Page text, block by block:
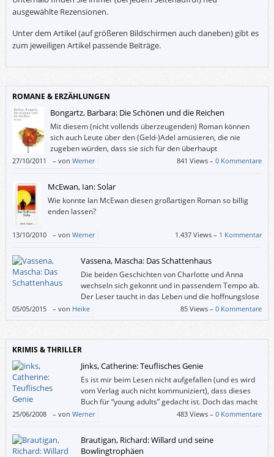
ausgewählte Rezensionen.
Unter dem Artikel (auf größeren Bildschirmen auch daneben) gibt es
zum jeweiligen Artikel passende Beiträge.
ROMANE & ERZÄHLUNGEN
Bongartz, Barbara: Die Schönen und die Reichen
Mit diesem (nicht vollends überzeugenden) Roman können
sich auch Leute über den (Geld-)Adel amüsieren, die nie
zugeben würden, dass sie sich für den überhaupt
interessieren.
27/10/2011 – von Werner 841 Views –0 Kommentare
McEwan, Ian: Solar
Wie konnte Ian McEwan diesen großartigen Roman so billig
enden lassen?
13/10/2010 – von Werner 1.437 Views – 1 Kommentar
Vassena, Mascha: Das Schattenhaus
Die beiden Geschichten von Charlotte und Anna
wechseln sich gekonnt und in passendem Tempo ab.
Der Leser taucht in das Leben und die hoffnungslose
Liebesgeschichte der jungen Charlotte ein und wird
nach einigen Kapiteln in das etwas holprige Leben der jungen Anna
Vergangenheit und ihrer neuen Rolle als Mutter stellen muss.
05/05/2015 – von Heike 85 Views –0 Kommentare
KRIMIS & THRILLER
Jinks, Catherine: Teuflisches Genie
Es ist mir beim Lesen nicht aufgefallen (und es wird
vom Verlag auch nicht kommuniziert), dass dieses
Buch für “young adults” gedacht ist. Doch das macht
rein gar nichts: Auch wenn “Teuflisches Genie” die
Perspektive eines Jugendlichen einnimmt, ist es für Erwachsene gewiss
geeignet; für jung gebliebene auf alle Fälle.
25/06/2008 – von Werner 483 Views –0 Kommentare
Brautigan, Richard: Willard und seine
Bowlingtrophäen